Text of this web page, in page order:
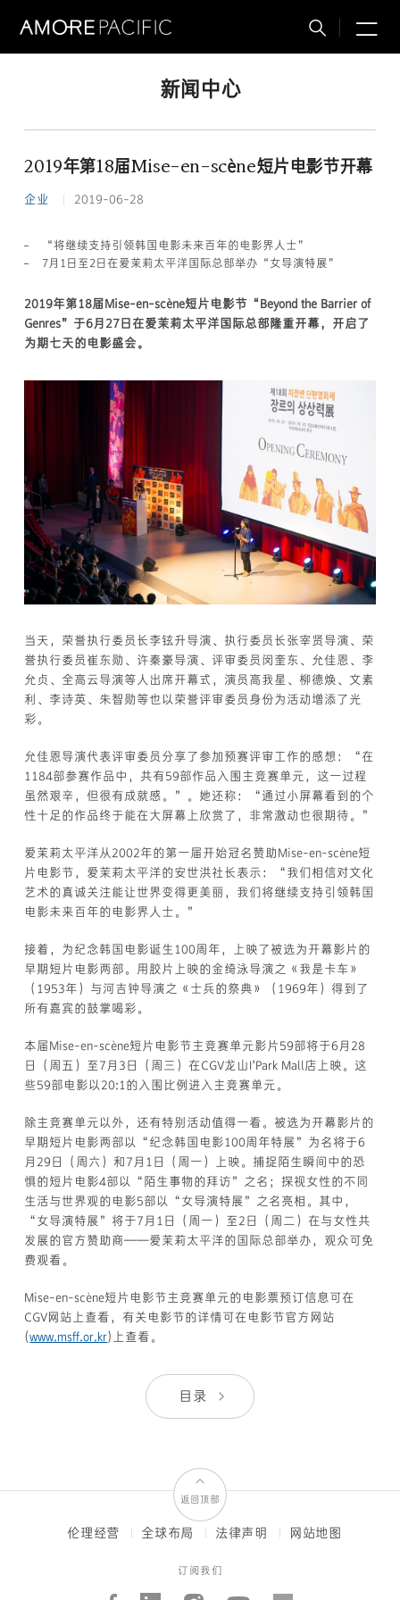
搜
索
新闻中心
2019年第18届Mise-en-scène短片电影节开幕
企业 2019-06-28
“将继续支持引领韩国电影未来百年的电影界人士”
7月1日至2日在爱茉莉太平洋国际总部举办“女导演特展”
2019年第18届Mise-en-scène短片电影节“Beyond the Barrier of
Genres”于6月27日在爱茉莉太平洋国际总部隆重开幕，开启了
为期七天的电影盛会。
当天，荣誉执行委员长李铉升导演、执行委员长张宰贤导演、荣
誉执行委员崔东勋、许秦豪导演、评审委员闵奎东、允佳恩、李
允贞、全高云导演等人出席开幕式，演员高我星、柳德焕、文素
利、李诗英、朱智勋等也以荣誉评审委员身份为活动增添了光
彩。
允佳恩导演代表评审委员分享了参加预赛评审工作的感想：“在
1184部参赛作品中，共有59部作品入围主竞赛单元，这一过程
虽然艰辛，但很有成就感。”。她还称：“通过小屏幕看到的个
性十足的作品终于能在大屏幕上欣赏了，非常激动也很期待。”
爱茉莉太平洋从2002年的第一届开始冠名赞助Mise-en-scène短
片电影节，爱茉莉太平洋的安世洪社长表示：“我们相信对文化
艺术的真诚关注能让世界变得更美丽，我们将继续支持引领韩国
电影未来百年的电影界人士。”
接着，为纪念韩国电影诞生100周年，上映了被选为开幕影片的
早期短片电影两部。用胶片上映的金绮泳导演之《我是卡车》
（1953年）与河吉钟导演之《士兵的祭典》（1969年）得到了
所有嘉宾的鼓掌喝彩。
本届Mise-en-scène短片电影节主竞赛单元影片59部将于6月28
日（周五）至7月3日（周三）在CGV龙山I’Park Mall店上映。这
些59部电影以20:1的入围比例进入主竞赛单元。
除主竞赛单元以外，还有特别活动值得一看。被选为开幕影片的
早期短片电影两部以“纪念韩国电影100周年特展”为名将于6
月29日（周六）和7月1日（周一）上映。捕捉陌生瞬间中的恐
惧的短片电影4部以“陌生事物的拜访”之名；探视女性的不同
生活与世界观的电影5部以“女导演特展”之名亮相。其中，
“女导演特展”将于7月1日（周一）至2日（周二）在与女性共
发展的官方赞助商——爱茉莉太平洋的国际总部举办，观众可免
费观看。
Mise-en-scène短片电影节主竞赛单元的电影票预订信息可在
CGV网站上查看，有关电影节的详情可在电影节官方网站
(www.msff.or.kr)上查看。
目录
返回顶部
FOOTER伦理经营 全球布局 法律声明 网站地图
订阅我们